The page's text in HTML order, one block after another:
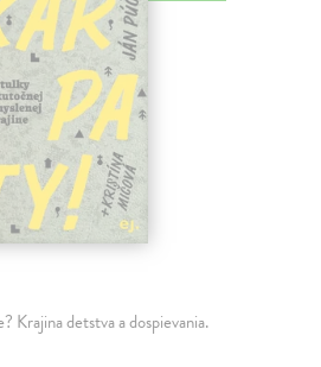
Krajina detstva a dospievania.